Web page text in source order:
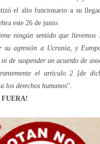
el alto funcionario a su
este 26 de junio.
ningún sentido que llevemos
su agresión a Ucrania, y
de suspender un acuerdo de
el artículo 2 [de
los derechos humanos".
FUERA!